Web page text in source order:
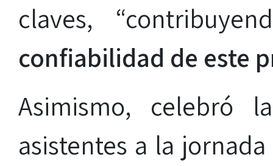
claves,
confiabilidad de este
Asimismo, celebró
asistentes a la